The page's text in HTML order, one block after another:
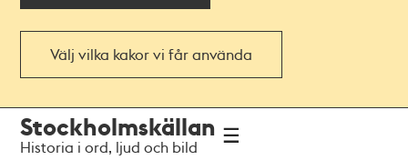
Välj vilka kakor vi får använda
navigationen
huvudinnehållet
Stockholmskällan
Historia i ord, ljud och bild